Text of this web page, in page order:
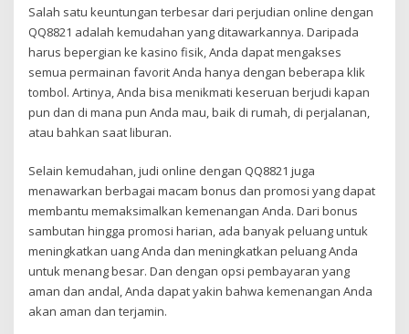
Salah satu keuntungan terbesar dari perjudian online dengan
QQ8821 adalah kemudahan yang ditawarkannya. Daripada
harus bepergian ke kasino fisik, Anda dapat mengakses
semua permainan favorit Anda hanya dengan beberapa klik
tombol. Artinya, Anda bisa menikmati keseruan berjudi kapan
pun dan di mana pun Anda mau, baik di rumah, di perjalanan,
atau bahkan saat liburan.
Selain kemudahan, judi online dengan QQ8821 juga
menawarkan berbagai macam bonus dan promosi yang dapat
membantu memaksimalkan kemenangan Anda. Dari bonus
sambutan hingga promosi harian, ada banyak peluang untuk
meningkatkan uang Anda dan meningkatkan peluang Anda
untuk menang besar. Dan dengan opsi pembayaran yang
aman dan andal, Anda dapat yakin bahwa kemenangan Anda
akan aman dan terjamin.